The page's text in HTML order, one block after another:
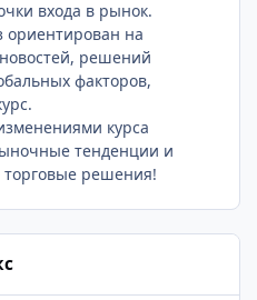
входа в рынок.
на
решений
факторов,
курса
тенденции и
решения!